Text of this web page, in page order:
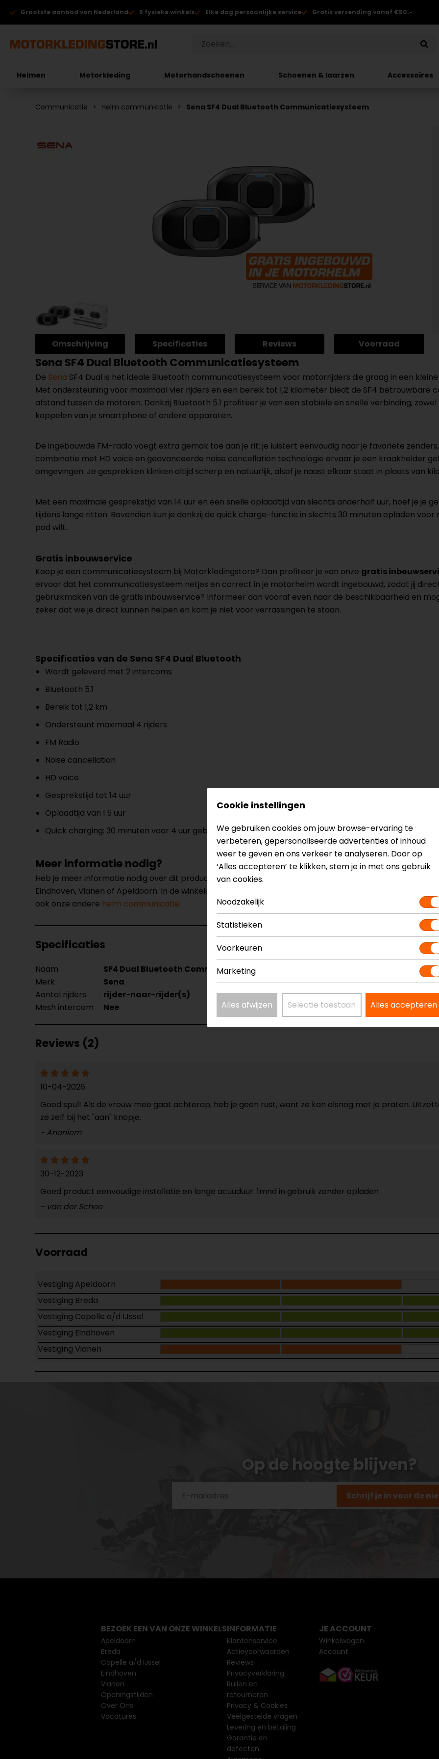
Grootste aanbod van Nederland 5 fysieke winkels Elke dag persoonlijke service Gratis verzending vanaf €50.-
Helmen Motorkleding Motorhandschoenen Schoenen & laarzen Accessoires
Communicatie Helm communicatie Sena SF4 Dual Bluetooth Communicatiesysteem
Omschrijving Specificaties Reviews Voorraad
Sena SF4 Dual Bluetooth Communicatiesysteem
De Sena SF4 Dual is het ideale Bluetooth communicatiesysteem voor motorrijders die graag in een
Met ondersteuning voor maximaal vier rijders en een bereik tot 1,2 kilometer biedt de SF4
afstand tussen de motoren. Dankzij Bluetooth 5.1 profiteer je van een stabiele en snelle verbinding,
koppelen van je smartphone of andere apparaten.
De ingebouwde FM-radio voegt extra gemak toe aan je rit: je luistert eenvoudig naar je favoriete
combinatie met HD voice en geavanceerde noise cancellation technologie ervaar je een kraakhelder
omgevingen. Je gesprekken klinken altijd scherp en natuurlijk, alsof je naast elkaar staat in plaats van
Met een maximale gesprekstijd van 14 uur en een snelle oplaadtijd van slechts anderhalf uur, hoef je je
tijdens lange ritten. Bovendien kun je dankzij de quick charge-functie in slechts 30 minuten opladen voor
pad wilt.
Gratis inbouwservice
Koop je een communicatiesysteem bij Motorkledingstore? Dan profiteer je van onze gratis
ervoor dat het communicatiesysteem netjes en correct in je motorhelm wordt ingebouwd, zodat jij
gebruikmaken van de gratis inbouwservice? Informeer dan vooraf even naar de beschikbaarheid en
zeker dat we je direct kunnen helpen en kom je niet voor verrassingen te staan.
Specificaties van de Sena SF4 Dual Bluetooth
Wordt geleverd met 2 intercoms
Bluetooth 5.1
Bereik tot 1,2 km
Ondersteunt maximaal 4 rijders
FM Radio
Noise cancellation
HD voice
Gesprekstijd tot 14 uur
Oplaadtijd van 1.5 uur
Quick charging: 30 minuten voor 4 uur gebruik
Meer informatie nodig?
Heb je meer informatie nodig over dit product? Neem dancontact
Eindhoven, Vianen of Apeldoorn. In de winkels kun je het product bekijken & passen en staan onze
ook onze andere helm communicatie.
Specificaties
Naam SF4 Dual Bluetooth Communicatiesysteem
Merk
Sena Kleur
Aantal rijders
rijder-naar-rijder(s) Bluetooth
Mesh intercom
Nee Pakketinhoud
Reviews (2)
10-04-2026
Goed spul! Als de vrouw mee gaat achterop, heb je geen rust, want ze kan alsnog met je praten.
ze zelf bij het "aan" knopje.
- Anoniem
30-12-2023
Goed product eenvoudige installatie en lange acuuduur. 1mnd in gebruik zonder opladen
- van der Schee
Voorraad
Vestiging Apeldoorn
Vestiging Breda
Vestiging Capelle a/d IJssel
Vestiging Eindhoven
Vestiging Vianen
Op de hoogte blijven?
Schrijf je in voor de
Cookie instellingen
We gebruiken cookies om jouw browse-ervaring te
verbeteren, gepersonaliseerde advertenties of inhoud
weer te geven en ons verkeer te analyseren. Door op
‘Alles accepteren’ te klikken, stem je in met ons gebruik
van cookies.
Noodzakelijk
Statistieken
Voorkeuren
Marketing
Alles afwijzen Selectie toestaan Alles accepteren
BEZOEK EEN VAN ONZE WINKELS
Apeldoorn
Breda
Capelle a/d IJssel
Eindhoven
Vianen
Openingstijden
Over Ons
Vacatures
INFORMATIE
Klantenservice
Actievoorwaarden
Reviews
Privacyverklaring
Ruilen en
retourneren
Privacy & Cookies
Veelgestelde vragen
Levering en betaling
Garantie en
defecten
JE ACCOUNT
Winkelwagen
Account